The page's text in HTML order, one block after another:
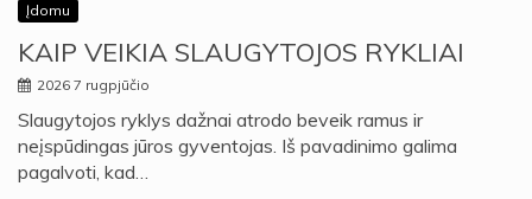
Įdomu
KAIP VEIKIA SLAUGYTOJOS RYKLIAI
2026 7 rugpjūčio
Slaugytojos ryklys dažnai atrodo beveik ramus ir
neįspūdingas jūros gyventojas. Iš pavadinimo galima
pagalvoti, kad…